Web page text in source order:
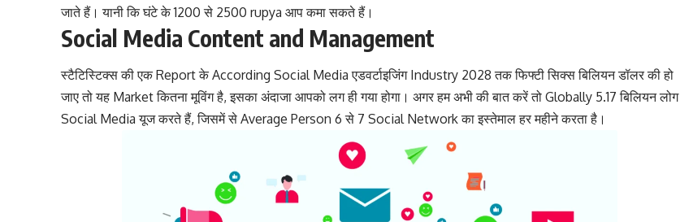
जाते हैं। यानी कि घंटे के 1200 से 2500 rupya आप कमा सकते हैं।
Social Media Content and Management
स्टैटिस्टिक्स की एक Report के According Social Media एडवर्टाइजिंग Industry 2028 तक फिफ्टी सिक्स बिलियन डॉलर की हो
जाए तो यह Market कितना मूविंग है, इसका अंदाजा आपको लग ही गया होगा। अगर हम अभी की बात करें तो Globally 5.17 बिलियन लोग
Social Media यूज करते हैं, जिसमें से Average Person 6 से 7 Social Network का इस्तेमाल हर महीने करता है।